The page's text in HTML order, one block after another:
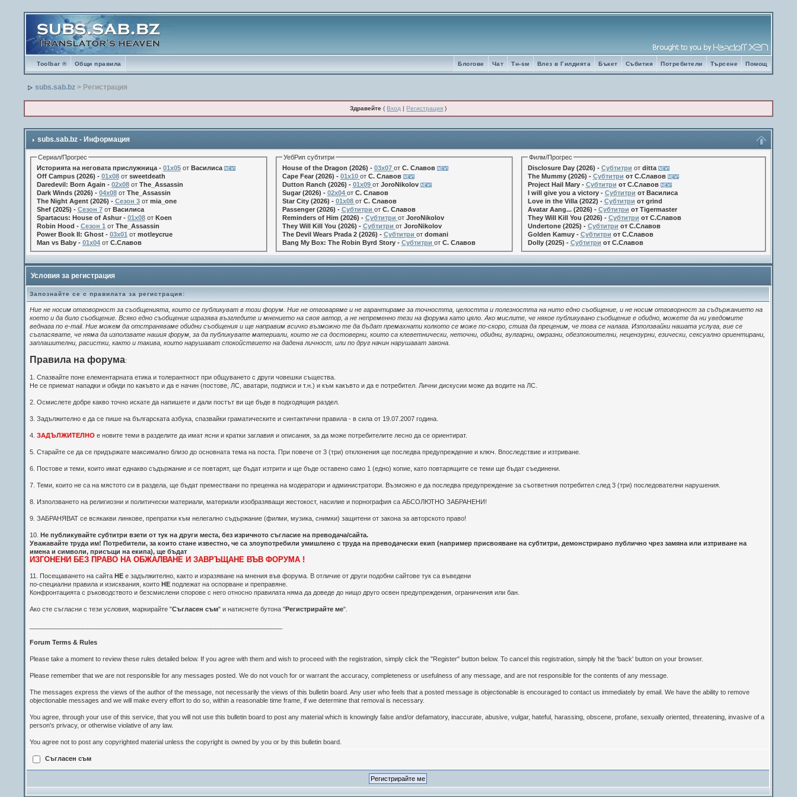
Toolbar ® Общи правила Помощ
Търсене
Потребители
Събития
Бъкет
Влез в Гилдията
Tн-sм
Чат
Блогове
subs.sab.bz > Регистрация
Здравейте (Вход |Регистрация )
subs.sab.bz - Информация
Сериал/Прогрес
Историята на неговата прислужница - 01х05от Василиса
Off Campus (2026) - 01x08от sweetdeath
Daredevil: Born Again - 02x08от The_Assassin
Dark Winds (2026) - 04x08от The_Assassin
The Night Agent (2026) - Сезон 3от mia_one
Shef (2025) - Сезон 7от Василиса
Spartacus: House of Ashur - 01x08от Koen
Robin Hood - Сезон 1 от The_Assassin
Power Book II: Ghost - 03x01 от motleycrue
Man vs Baby - 01x04от С.Славов
УебРип субтитри
House of the Dragon (2026) - 03x07 от С. Славов
Cape Fear (2026) - 01x10 от С. Славов
Dutton Ranch (2026) - 01x09 от JoroNikolov
Sugar (2026) - 02x04 от С. Славов
Star City (2026) - 01x08 от С. Славов
Passenger (2026) - Субтитри от С. Славов
Reminders of Him (2026) - Субтитри от JoroNikolov
They Will Kill You (2026) - Субтитри от JoroNikolov
The Devil Wears Prada 2 (2026) - Субтитри от domani
Bang My Box: The Robin Byrd Story - Субтитри от С. Славов
Филм/Прогрес
Disclosure Day (2026) - Субтитри от ditta
The Mummy (2026) - Субтитри от С.Славов
Project Hail Mary - Субтитри от С.Славов
I will give you a victory - Субтитри от Василиса
Love in the Villa (2022) - Субтитри от grind
Avatar Aang... (2026) - Субтитри от Tigermaster
They Will Kill You (2026) - Субтитри от С.Славов
Undertone (2025) - Субтитри от С.Славов
Golden Kamuy - Субтитри от С.Славов
Dolly (2025) - Субтитри от С.Славов
Условия за регистрация
Запознайте се с правилата за регистрация:
Ние не носим отговорност за съобщенията, които се публикуват в този форум. Ние не отговаряме и не гарантираме за точността, целостта и полезността на нито едно съобщение, и не носим отговорност за съдържанието на
което и да било съобщение. Всяко едно съобщение изразява възгледите и мнението на своя автор, а не непременно тези на форума като цяло. Ако мислите, че някое публикувано съобщение е обидно, можете да ни уведомите
веднага по e-mail. Ние можем да отстраняваме обидни съобщения и ще направим всичко възможно те да бъдат премахнати колкото се може по-скоро, стига да преценим, че това се налага. Използвайки нашата услуга, вие се
съгласявате, че няма да използвате нашия форум, за да публикувате материали, които не са достоверни, които са клеветнически, неточни, обидни, вулгарни, омразни, обезпокоителни, нецензурни, езически, сексуално ориентирани,
заплашителни, расистки, както и такива, които нарушават спокойствието на дадена личност, или по друг начин нарушават закона.
Правила на форума:
1. Спазвайте поне елементарната етика и толерантност при общуването с други човешки същества.
Не се приемат нападки и обиди по какъвто и да е начин (постове, ЛС, аватари, подписи и т.н.) и към какъвто и да е потребител. Лични дискусии може да водите на ЛС.
2. Осмислете добре какво точно искате да напишете и дали постът ви ще бъде в подходящия раздел.
3. Задължително е да се пише на българската азбука, спазвайки граматическите и синтактични правила - в сила от 19.07.2007 година.
4.ЗАДЪЛЖИТЕЛНО е новите теми в разделите да имат ясни и кратки заглавия и описания, за да може потребителите лесно да се ориентират.
5. Старайте се да се придържате максимално близо до основната тема на поста. При повече от 3 (три) отклонения ще последва предупреждение и ключ. Впоследствие и изтриване.
6. Постове и теми, които имат еднакво съдържание и се повтарят, ще бъдат изтрити и ще бъде оставено само 1 (едно) копие, като повтарящите се теми ще бъдат съединени.
7. Теми, които не са на мястото си в раздела, ще бъдат премествани по преценка на модератори и администратори. Възможно е да последва предупреждение за съответния потребител след 3 (три) последователни нарушения.
8. Използването на религиозни и политически материали, материали изобразяващи жестокост, насилие и порнография са АБСОЛЮТНО ЗАБРАНЕНИ!
9. ЗАБРАНЯВАТ се всякакви линкове, препратки към нелегално съдържание (филми, музика, снимки) защитени от закона за авторското право!
10.Не публикувайте субтитри взети от тук на други места, без изричното съгласие на преводача/сайта.
Уважавайте труда им! Потребители, за които стане известно, че са злоупотребили умишлено с труда на преводачески екип (например присвояване на субтитри, демонстрирано публично чрез замяна или изтриване на
имена и символи, присъщи на екипа), ще бъдат
ИЗГОНЕНИ БЕЗ ПРАВО НА ОБЖАЛВАНЕ И ЗАВРЪЩАНЕ ВЪВ ФОРУМА !
11. Посещаването на сайтаНЕ е задължително, както и изразяване на мнения във форума. В отличие от други подобни сайтове тук са въведени
по-специални правила и изисквания, коитоНЕ подлежат на оспорване и преправяне.
Конфронтацията с ръководството и безсмислени спорове с него относно правилата няма да доведе до нищо друго освен предупреждения, ограничения или бан.
Ако сте съгласни с тези условия, маркирайте "Съгласен съм" и натиснете бутона "Регистрирайте ме".
Forum Terms & Rules
Please take a moment to review these rules detailed below. If you agree with them and wish to proceed with the registration, simply click the "Register" button below. To cancel this registration, simply hit the 'back' button on your browser.
Please remember that we are not responsible for any messages posted. We do not vouch for or warrant the accuracy, completeness or usefulness of any message, and are not responsible for the contents of any message.
The messages express the views of the author of the message, not necessarily the views of this bulletin board. Any user who feels that a posted message is objectionable is encouraged to contact us immediately by email. We have the ability to remove
objectionable messages and we will make every effort to do so, within a reasonable time frame, if we determine that removal is necessary.
You agree, through your use of this service, that you will not use this bulletin board to post any material which is knowingly false and/or defamatory, inaccurate, abusive, vulgar, hateful, harassing, obscene, profane, sexually oriented, threatening, invasive of a
person's privacy, or otherwise violative of any law.
You agree not to post any copyrighted material unless the copyright is owned by you or by this bulletin board.
Съгласен съм